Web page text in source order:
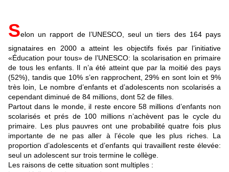
Selon un rapport de l’UNESCO, seul un tiers des 164 pays
signataires en 2000 a atteint les objectifs fixés par l’initiative
«Éducation pour tous» de l’UNESCO: la scolarisation en primaire
de tous les enfants. Il n’a été atteint que par la moitié des pays
(52%), tandis que 10% s’en rapprochent, 29% en sont loin et 9%
très loin, Le nombre d’enfants et d’adolescents non scolarisés a
cependant diminué de 84 millions, dont 52 de filles.
Partout dans le monde, il reste encore 58 millions d’enfants non
scolarisés et prés de 100 millions n’achèvent pas le cycle du
primaire. Les plus pauvres ont une probabilité quatre fois plus
importante de ne pas aller à l’école que les plus riches. La
proportion d’adolescents et d’enfants qui travaillent reste élevée:
seul un adolescent sur trois termine le collège.
Les raisons de cette situation sont multiples :